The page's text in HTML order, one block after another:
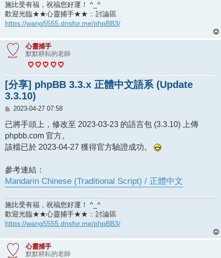
施比受有福，祝福您好運！ ^_^
歡迎光臨★★心靈捕手★★ :: 討論區
https://wang5555.dnsfor.me/phpBB3/
心靈捕手
默默耕耘的老師
[分享] phpBB 3.3.x 正體中文語系 (Update
3.3.10)
文
2023-04-27 07:58
已將手頭上，修改至 2023-03-23 的語言包 (3.3.10) 上傳
phpbb.com 官方。
該檔已於 2023-04-27 獲得官方驗證成功。
參考連結：
Mandarin Chinese (Traditional Script) / 正體中文
施比受有福，祝福您好運！ ^_^
歡迎光臨★★心靈捕手★★ :: 討論區
https://wang5555.dnsfor.me/phpBB3/
心靈捕手
默默耕耘的老師